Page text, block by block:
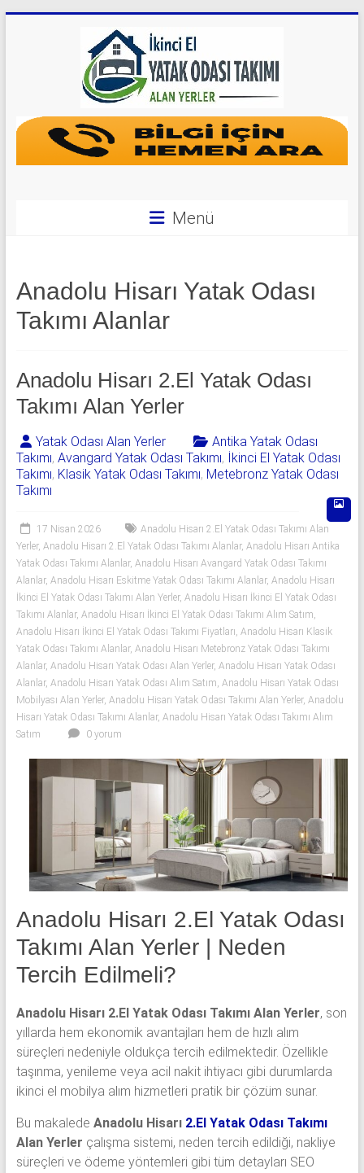
Yatak
Odası
|
0
541
06
06
|
Yıldız
Spot
Yatak
odası
alan
yerler
olarak
2.el
yatak
odası,
Klasik
yatak
odası,
Avangard
odası
Metebronz
odası
takımı
Menü
Anadolu Hisarı Yatak Odası
Takımı Alanlar
Anadolu Hisarı 2.El Yatak Odası
Takımı Alan Yerler
Yatak Odası Alan Yerler
Antika Yatak Odası
Takımı, Avangard Yatak Odası Takımı, İkinci El Yatak Odası
Takımı, Klasik Yatak Odası Takımı, Metebronz Yatak Odası
Takımı
17 Nisan 2026
Anadolu Hisarı 2.El Yatak Odası Takımı Alan
Yerler, Anadolu Hisarı 2.El Yatak Odası Takımı Alanlar, Anadolu Hisarı Antika
Yatak Odası Takımı Alanlar, Anadolu Hisarı Avangard Yatak Odası Takımı
Alanlar, Anadolu Hisarı Eskitme Yatak Odası Takımı Alanlar, Anadolu Hisarı
İkinci El Yatak Odası Takımı Alan Yerler, Anadolu Hisarı İkinci El Yatak Odası
Takımı Alanlar, Anadolu Hisarı İkinci El Yatak Odası Takımı Alım Satım
Anadolu Hisarı İkinci El Yatak Odası Takımı Fiyatları Anadolu Hisarı Klasik
Yatak Odası Takımı Alanlar, Anadolu Hisarı Metebronz Yatak Odası Takımı
Alanlar, Anadolu Hisarı Yatak Odası Alan Yerler, Anadolu Hisarı Yatak Odası
Alanlar, Anadolu Hisarı Yatak Odası Alım Satım Anadolu Hisarı Yatak Odası
Mobilyası Alan Yerler, Anadolu Hisarı Yatak Odası Takımı Alan Yerler, Anadolu
Hisarı Yatak Odası Takımı Alanlar, Anadolu Hisarı Yatak Odası Takımı Alım
Satım
0 yorum
Anadolu Hisarı 2.El Yatak Odası
Takımı Alan Yerler | Neden
Tercih Edilmeli?
Anadolu Hisarı 2.El Yatak Odası Takımı Alan Yerler, son
yıllarda hem ekonomik avantajları hem de hızlı alım
süreçleri nedeniyle oldukça tercih edilmektedir. Özellikle
taşınma, yenileme veya acil nakit ihtiyacı gibi durumlarda
ikinci el mobilya alım hizmetleri pratik bir çözüm sunar.
Bu makalede Anadolu Hisarı 2.El Yatak Odası Takımı
Alan Yerler çalışma sistemi, neden tercih edildiği, nakliye
süreçleri ve ödeme yöntemleri gibi tüm detayları SEO